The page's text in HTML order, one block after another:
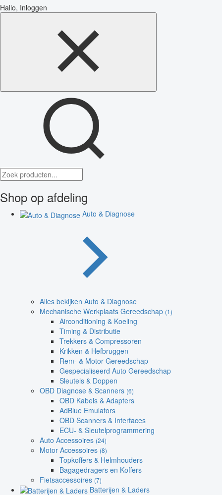
Hallo, Inloggen
Shop op afdeling
Auto & Diagnose
Alles bekijken Auto & Diagnose
Mechanische Werkplaats Gereedschap (1)
Airconditioning & Koeling
Timing & Distributie
Trekkers & Compressoren
Krikken & Hefbruggen
Rem- & Motor Gereedschap
Gespecialiseerd Auto Gereedschap
Sleutels & Doppen
OBD Diagnose & Scanners (6)
OBD Kabels & Adapters
AdBlue Emulators
OBD Scanners & Interfaces
ECU- & Sleutelprogrammering
Auto Accessoires (24)
Motor Accessoires (8)
Topkoffers & Helmhouders
Bagagedragers en Koffers
Fietsaccessoires (7)
Batterijen & Laders